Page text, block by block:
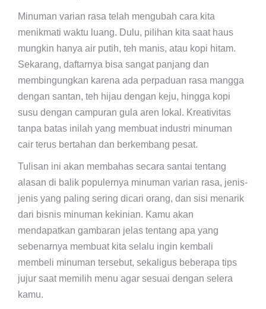
Minuman varian rasa telah mengubah cara kita
menikmati waktu luang. Dulu, pilihan kita saat haus
mungkin hanya air putih, teh manis, atau kopi hitam.
Sekarang, daftarnya bisa sangat panjang dan
membingungkan karena ada perpaduan rasa mangga
dengan santan, teh hijau dengan keju, hingga kopi
susu dengan campuran gula aren lokal. Kreativitas
tanpa batas inilah yang membuat industri minuman
cair terus bertahan dan berkembang pesat.
Tulisan ini akan membahas secara santai tentang
alasan di balik populernya minuman varian rasa, jenis-
jenis yang paling sering dicari orang, dan sisi menarik
dari bisnis minuman kekinian. Kamu akan
mendapatkan gambaran jelas tentang apa yang
sebenarnya membuat kita selalu ingin kembali
membeli minuman tersebut, sekaligus beberapa tips
jujur saat memilih menu agar sesuai dengan selera
kamu.